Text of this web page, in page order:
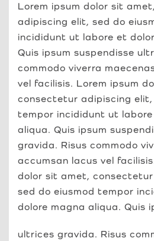
Lorem ipsum dolor sit
adipiscing elit, sed do
incididunt ut labore et
Quis ipsum suspendisse
commodo viverra
vel facilisis. Lorem ipsum
consectetur adipiscing elit,
tempor incididunt ut
aliqua. Quis ipsum
gravida. Risus commodo
accumsan lacus vel
dolor sit amet,
sed do eiusmod tempor
dolore magna aliqua. Quis
ultrices gravida. Risus